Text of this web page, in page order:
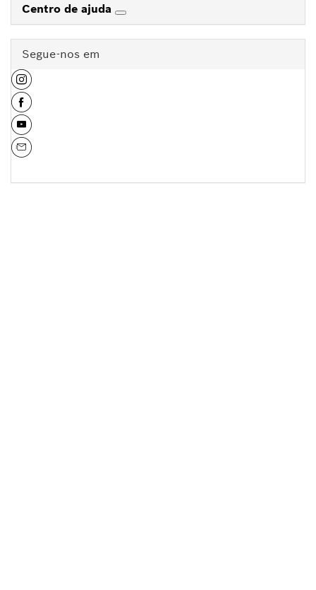
Centro de ajuda
Segue-nos em